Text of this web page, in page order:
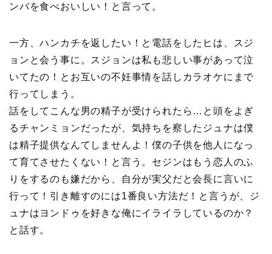
ンバを食べおいしい！と言って。
一方、ハンカチを返したい！と電話をしたヒは、スジ
ョンと会う事に。スジョンは私も悲しい事があって泣
いてたの！とお互いの不妊事情を話しカラオケにまで
行ってしまう。
話をしてこんな男の精子が受けられたら…と頭をよぎ
るチャンミョンだったが、気持ちを察したジュナは僕
は精子提供なんてしませんよ！僕の子供を他人になっ
て育てさせたくない！と言う。セジンはもう恋人のふ
りをするのも嫌だから、自分が実父だと会長に言いに
行って！引き離すのには1番良い方法だ！と言うが、ジ
ュナはヨンドゥを好きな俺にイライラしているのか？
と話す。